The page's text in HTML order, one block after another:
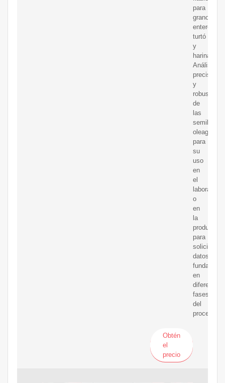
para
granos
enteros,
turtó
y
harinas.
Análisis
preciso
y
robusto
de
las
semillas
para
su
uso
en
el
laboratorio
o
en
la
producción
para
solicitar
datos
en
diferentes
fases
del
proceso.
Obtén
el
precio